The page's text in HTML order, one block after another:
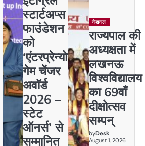
स्टार्टअप्स
फाउंडेशन
को
‘एंटरप्रेन्योर
गेम चेंजर
अवॉर्ड
2026 –
स्टेट
ऑनर्स’ से
सम्मानित
नेशनल
राज्यपाल की
अध्यक्षता में
लखनऊ
विश्वविद्यालय
का 69वाँ
दीक्षोत्सव
सम्पन्
byDesk
August 1, 2026